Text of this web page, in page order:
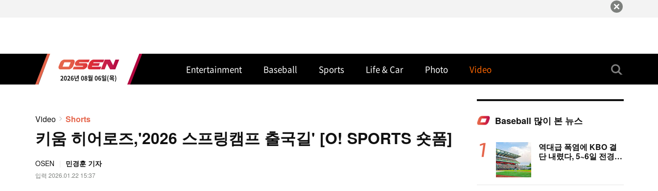
2026년 08월 06일(목)
Entertainment Baseball Sports Life & Car Photo Video
Video Shorts
키움 히어로즈,'2026 스프링캠프 출국길' [O! SPORTS 숏폼]
OSEN 민경훈 기자
입력 2026.01.22 15:37
Baseball 많이 본 뉴스
역대급 폭염에 KBO 결
단 내렸다, 5~6일 전경기
식 발표]